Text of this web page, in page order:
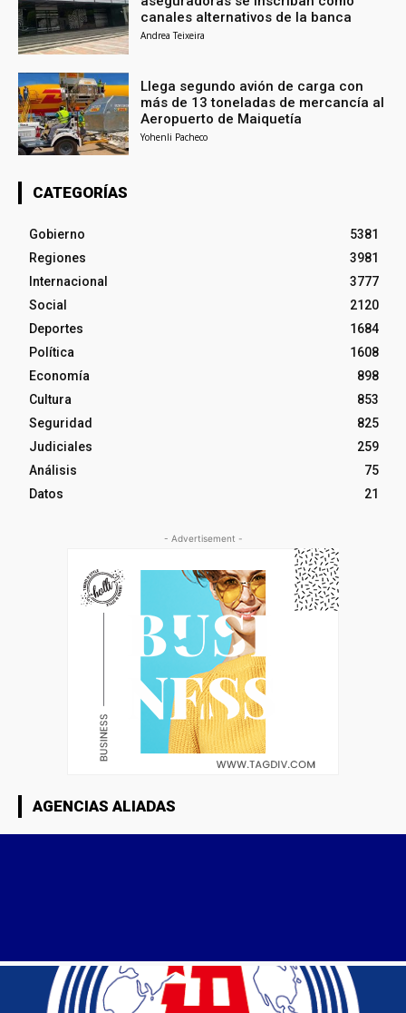
canales alternativos de la banca
Andrea Teixeira
Llega segundo avión de carga con
más de 13 toneladas de mercancía al
Aeropuerto de Maiquetía
Yohenli Pacheco
CATEGORÍAS
Gobierno
5381
Regiones
3981
Internacional
3777
Social
2120
Deportes
1684
Política
1608
Economía
898
Cultura
853
Seguridad
825
Judiciales
259
Análisis
75
Datos
21
- Advertisement -
AGENCIAS ALIADAS